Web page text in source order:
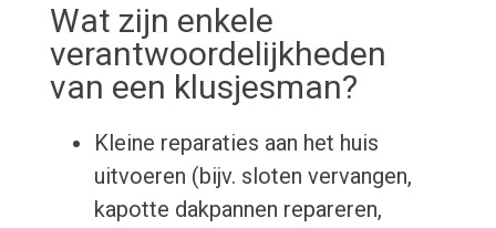
Wat zijn enkele
verantwoordelijkheden
van een klusjesman?
Kleine reparaties aan het huis
uitvoeren (bijv. sloten vervangen,
kapotte dakpannen repareren,